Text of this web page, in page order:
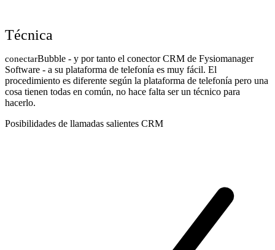
Técnica
conectarBubble - y por tanto el conector CRM de Fysiomanager
Software - a su plataforma de telefonía es muy fácil. El
procedimiento es diferente según la plataforma de telefonía pero una
cosa tienen todas en común, no hace falta ser un técnico para
hacerlo.
Posibilidades de llamadas salientes CRM